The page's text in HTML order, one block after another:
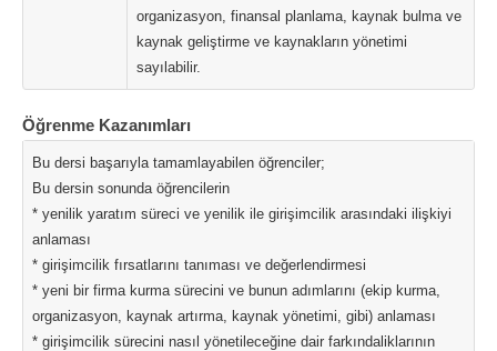
organizasyon, finansal planlama, kaynak bulma ve
kaynak geliştirme ve kaynakların yönetimi
sayılabilir.
Öğrenme Kazanımları
Bu dersi başarıyla tamamlayabilen öğrenciler;
Bu dersin sonunda öğrencilerin
* yenilik yaratım süreci ve yenilik ile girişimcilik arasındaki ilişkiyi
anlaması
* girişimcilik fırsatlarını tanıması ve değerlendirmesi
* yeni bir firma kurma sürecini ve bunun adımlarını (ekip kurma,
organizasyon, kaynak artırma, kaynak yönetimi, gibi) anlaması
* girişimcilik sürecini nasıl yönetileceğine dair farkındaliklarının